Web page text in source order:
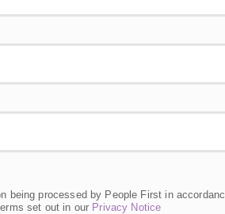
being processed by People First in
set out in our Privacy Notice